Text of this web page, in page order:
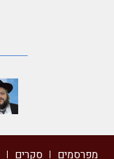
מפרסמים סקרים